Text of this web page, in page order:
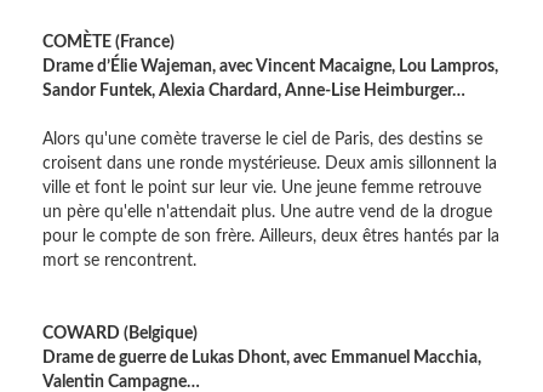
COMÈTE (France)
Drame d’Élie Wajeman, avec Vincent Macaigne, Lou Lampros,
Sandor Funtek, Alexia Chardard, Anne-Lise Heimburger…
Alors qu'une comète traverse le ciel de Paris, des destins se
croisent dans une ronde mystérieuse. Deux amis sillonnent la
ville et font le point sur leur vie. Une jeune femme retrouve
un père qu'elle n'attendait plus. Une autre vend de la drogue
pour le compte de son frère. Ailleurs, deux êtres hantés par la
mort se rencontrent.
COWARD (Belgique)
Drame de guerre de Lukas Dhont, avec Emmanuel Macchia,
Valentin Campagne…